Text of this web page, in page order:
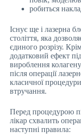
робиться
Існує ще і лазерна
століття, яка
єдиного розрізу.
додатковий ефект
вироблення
після операції
класичної
втручання.
Перед процедурою
лікар схвалить
наступні правила: